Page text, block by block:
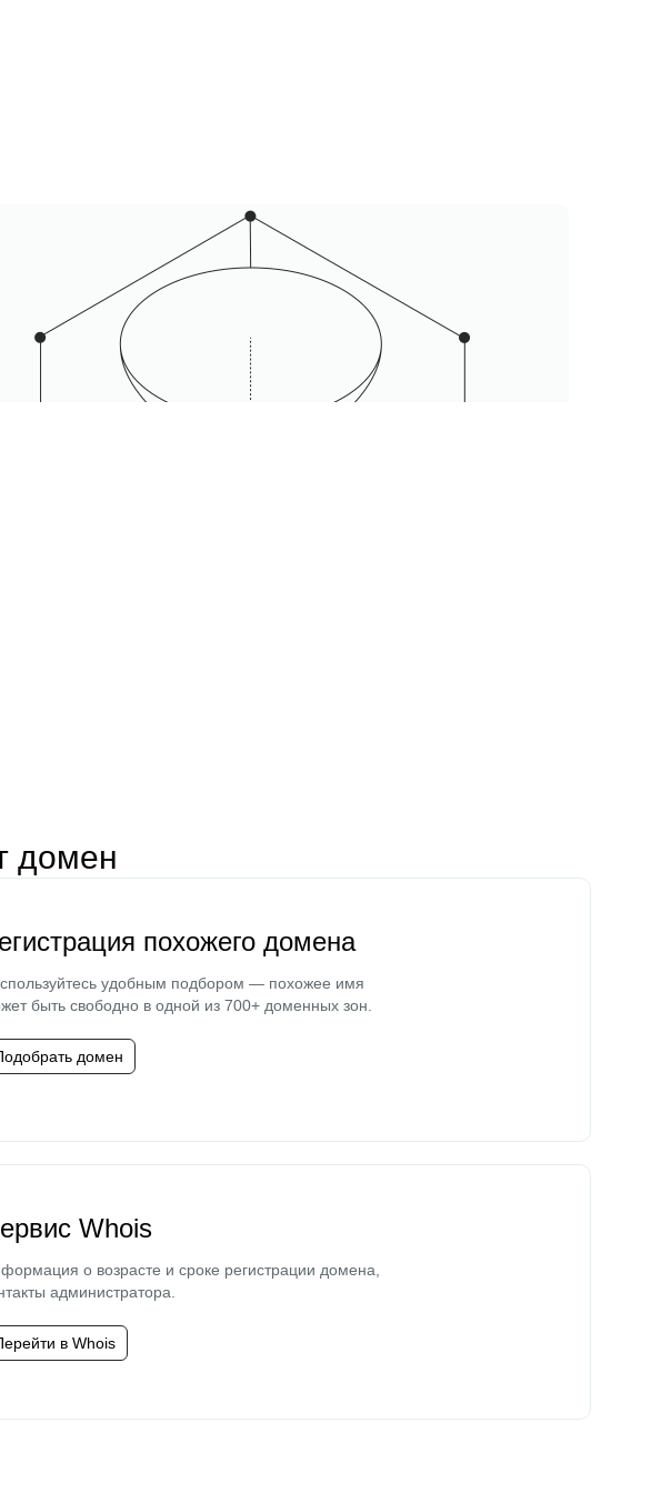
домен
похожего домена
удобным подбором — похожее имя
быть свободно в одной из 700+ доменных зон.
домен
Whois
о возрасте и сроке регистрации домена,
администратора.
в Whois